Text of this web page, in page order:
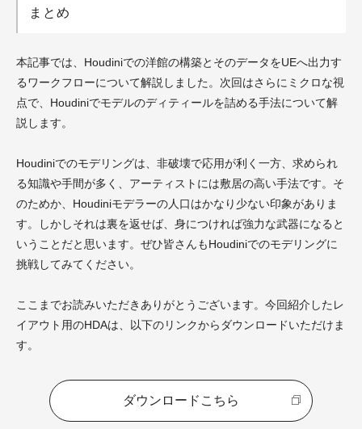
まとめ
本記事では、Houdiniでの洋館の構築とそのデータをUEへ出力す
るワークフローについて解説しました。次回はさらにミクロな視
点で、Houdiniでモデルのディティールを詰める手法について解
説します。
Houdiniでのモデリングは、非破壊で応用が利く一方、求められ
る知識や手間が多く、アーティストには敷居の高い手法です。そ
のためか、Houdiniモデラーの人口はかなり少ない印象がありま
す。しかしそれは裏を返せば、身につければ強力な武器になると
いうことだと思います。ぜひ皆さんもHoudiniでのモデリングに
挑戦してみてください。
ここまでお読みいただきありがとうございます。今回紹介したレ
イアウト用のHDAは、以下のリンクからダウンロードいただけま
す。
ダウンロードこちら